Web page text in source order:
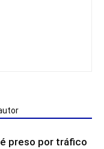
preso por tráfico